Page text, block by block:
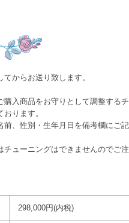
からお送り致します。
購入商品をお守りとして調整する
ります。
前、性別・生年月日を備考欄にご
チューニングはできませんのでご注
298,000円(内税)